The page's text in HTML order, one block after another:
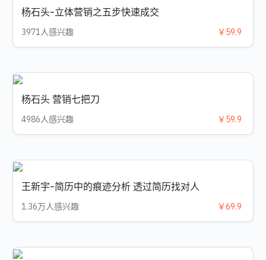
杨石头-立体营销之五步快速成交
3971人感兴趣 ￥59.9
杨石头 营销七把刀
4986人感兴趣 ￥59.9
王新宇-简历中的痕迹分析 透过简历找对人
1.36万人感兴趣 ￥69.9